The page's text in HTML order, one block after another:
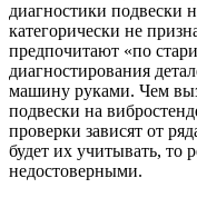
диагностики подвески
категорически не
предпочитают «по
диагностирования
машину руками. Чем
подвески на
проверки зависят от
будет их учитывать, то
недостоверными.